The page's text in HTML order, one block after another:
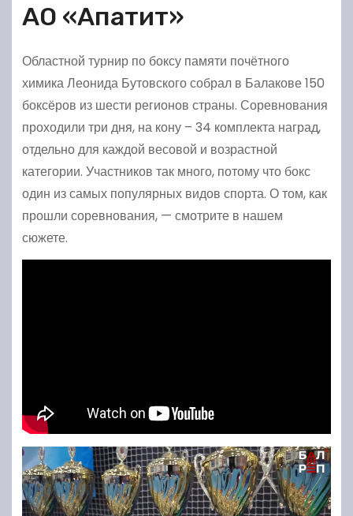
АО «Апатит»
Областной турнир по боксу памяти почётного
химика Леонида Бутовского собрал в Балакове 150
боксёров из шести регионов страны. Соревнования
проходили три дня, на кону – 34 комплекта наград,
отдельно для каждой весовой и возрастной
категории. Участников так много, потому что бокс
один из самых популярных видов спорта. О том, как
прошли соревнования, — смотрите в нашем
сюжете.